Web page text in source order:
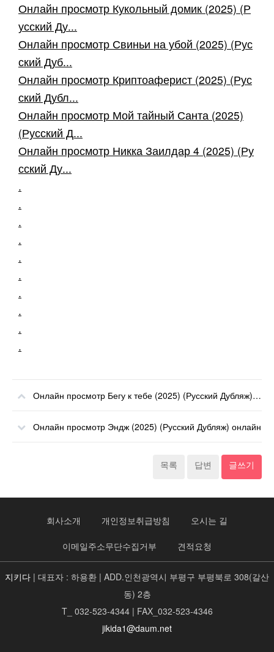
Онлайн просмотр Кукольный домик (2025) (Р
усский Ду...
Онлайн просмотр Свиньи на убой (2025) (Рус
ский Дуб...
Онлайн просмотр Криптоаферист (2025) (Рус
ский Дубл...
Онлайн просмотр Мой тайный Санта (2025)
(Русский Д...
Онлайн просмотр Никка Заилдар 4 (2025) (Ру
сский Ду...
.
.
.
.
.
.
.
.
.
.
Онлайн просмотр Бегу к тебе (2025) (Русский Дубляж) онлайн
Онлайн просмотр Эндж (2025) (Русский Дубляж) онлайн
목록 답변 글쓰기
회사소개 개인정보취급방침 오시는 길
이메일주소무단수집거부 견적요청
지키다 | 대표자 : 하용환 | ADD.인천광역시 부평구 부평북로 308(갈산
동) 2층
T_ 032-523-4344 | FAX_032-523-4346
jikida1@daum.net